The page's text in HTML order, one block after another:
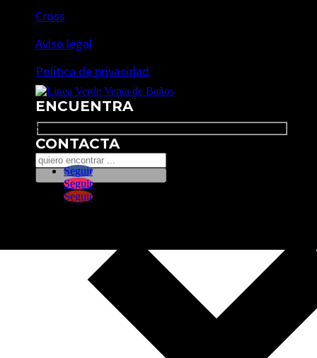
Cross
Aviso legal
Política de privacidad
ENCUENTRA
Search
CONTACTA
Seguir
Seguir
Seguir